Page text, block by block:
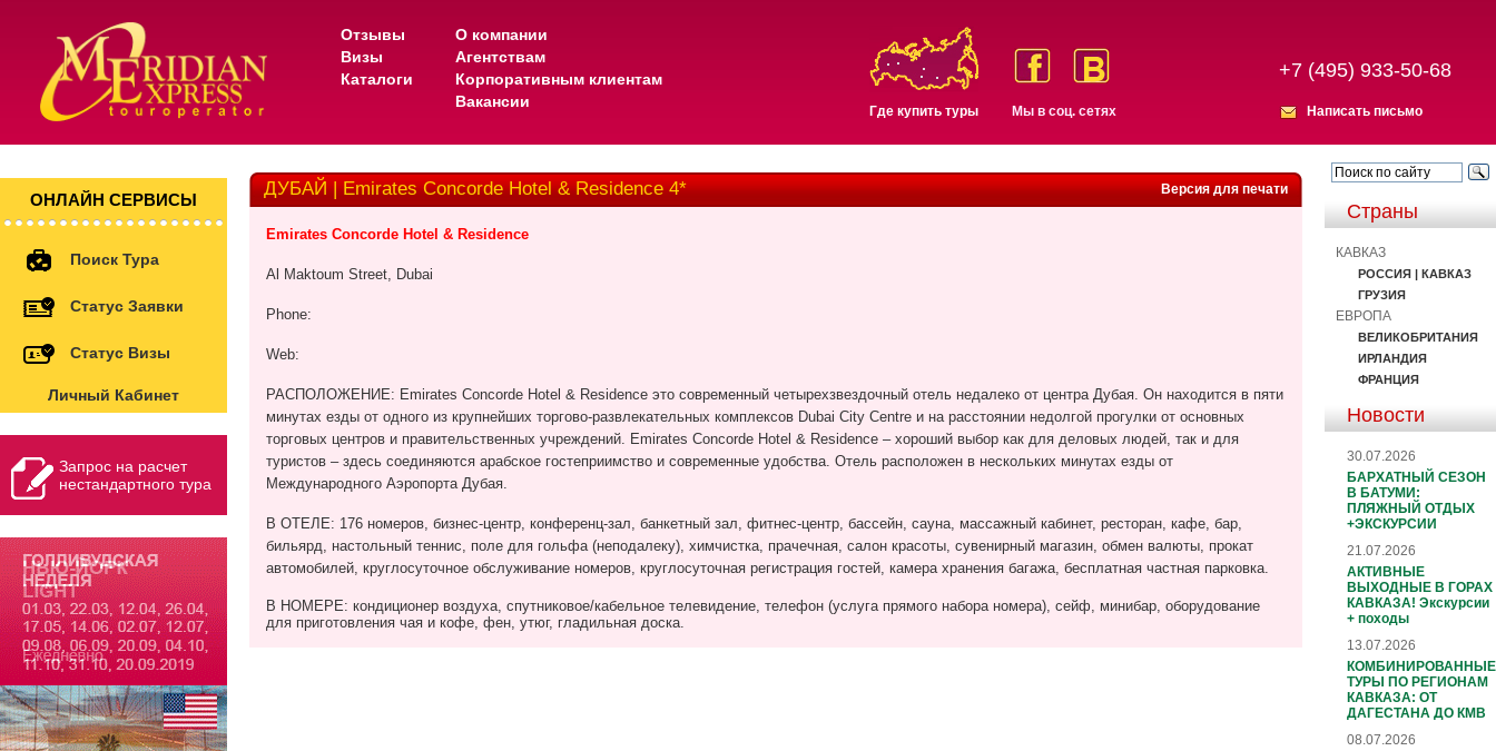
Отзывы
Визы
Каталоги
О компании
Агентствам
Корпоративным клиентам
Вакансии
Где купить туры Мы в соц. сетях
+7 (495) 933-50-68
Написать письмо
ОНЛАЙН СЕРВИСЫ
Поиск Тура
Статус Заявки
Статус Визы
Личный Кабинет
Запрос на расчет
нестандартного тура
Версия для печати
ДУБАЙ | Emirates Concorde Hotel & Residence 4*
Emirates Concorde Hotel & Residence
Al Maktoum Street, Dubai
Phone:
Web:
РАСПОЛОЖЕНИЕ: Emirates Concorde Hotel & Residence это современный четырехзвездочный отель недалеко от центра Дубая. Он находится в пяти
минутах езды от одного из крупнейших торгово-развлекательных комплексов Dubai City Centre и на расстоянии недолгой прогулки от основных
торговых центров и правительственных учреждений. Emirates Concorde Hotel & Residence – хороший выбор как для деловых людей, так и для
туристов – здесь соединяются арабское гостеприимство и современные удобства. Отель расположен в нескольких минутах езды от
Международного Аэропорта Дубая.
В ОТЕЛЕ: 176 номеров, бизнес-центр, конференц-зал, банкетный зал, фитнес-центр, бассейн, сауна, массажный кабинет, ресторан, кафе, бар,
бильярд, настольный теннис, поле для гольфа (неподалеку), химчистка, прачечная, салон красоты, сувенирный магазин, обмен валюты, прокат
автомобилей, круглосуточное обслуживание номеров, круглосуточная регистрация гостей, камера хранения багажа, бесплатная частная парковка.
В НОМЕРЕ: кондиционер воздуха, спутниковое/кабельное телевидение, телефон (услуга прямого набора номера), сейф, минибар, оборудование
для приготовления чая и кофе, фен, утюг, гладильная доска.
Страны
КАВКАЗ
РОССИЯ | КАВКАЗ
ГРУЗИЯ
ЕВРОПА
ВЕЛИКОБРИТАНИЯ
ИРЛАНДИЯ
ФРАНЦИЯ
Новости
30.07.2026
БАРХАТНЫЙ СЕЗОН
В БАТУМИ:
ПЛЯЖНЫЙ ОТДЫХ
+ЭКСКУРСИИ
21.07.2026
АКТИВНЫЕ
ВЫХОДНЫЕ В ГОРАХ
КАВКАЗА! Экскурсии
+ походы
13.07.2026
КОМБИНИРОВАННЫЕ
ТУРЫ ПО РЕГИОНАМ
КАВКАЗА: ОТ
ДАГЕСТАНА ДО КМВ
08.07.2026